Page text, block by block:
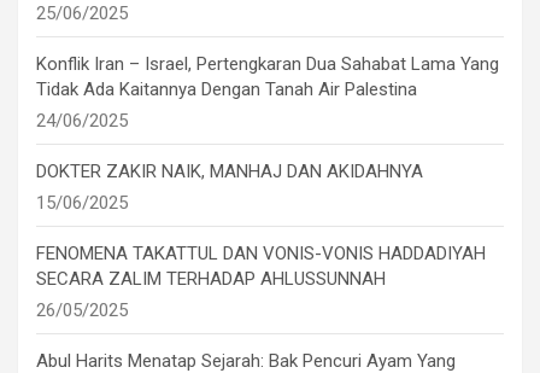
25/06/2025
Konflik Iran – Israel, Pertengkaran Dua Sahabat Lama Yang
Tidak Ada Kaitannya Dengan Tanah Air Palestina
24/06/2025
DOKTER ZAKIR NAIK, MANHAJ DAN AKIDAHNYA
15/06/2025
FENOMENA TAKATTUL DAN VONIS-VONIS HADDADIYAH
SECARA ZALIM TERHADAP AHLUSSUNNAH
26/05/2025
Abul Harits Menatap Sejarah: Bak Pencuri Ayam Yang